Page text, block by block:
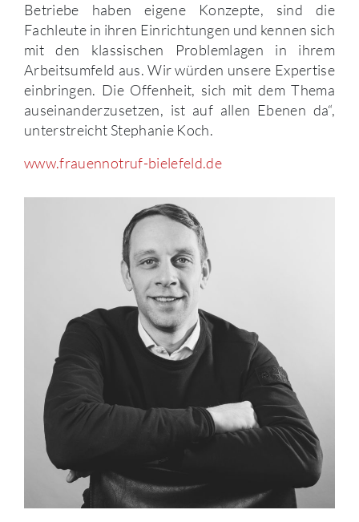
Betriebe haben eigene Konzepte, sind die
Fachleute in ihren Einrichtungen und kennen sich
mit den klassischen Problemlagen in ihrem
Arbeitsumfeld aus. Wir würden unsere Expertise
einbringen. Die Offenheit, sich mit dem Thema
auseinanderzusetzen, ist auf allen Ebenen da“,
unterstreicht Stephanie Koch.
www.frauennotruf-bielefeld.de